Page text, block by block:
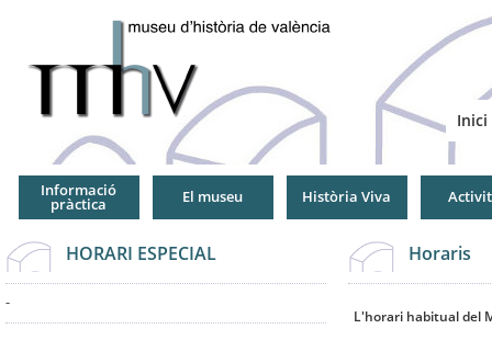
Inici
Informació
pràctica El museu Història Viva
HORARI ESPECIAL
-
Horaris
L'horari habitual del